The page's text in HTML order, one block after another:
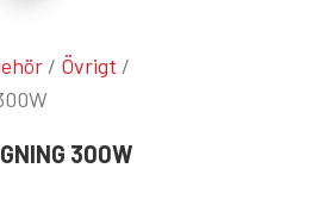
/ Övrigt /
300W